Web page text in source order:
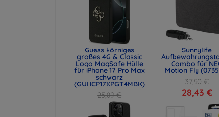
Guess körniges
großes 4G & Classic
Logo MagSafe Hülle
für iPhone 17 Pro Max
schwarz
(GUHCP17XPGT4MBK)
25,89 €
19,42 €
Sunnylife
Combo für
Motion Fly
37,90 €
28,43 €